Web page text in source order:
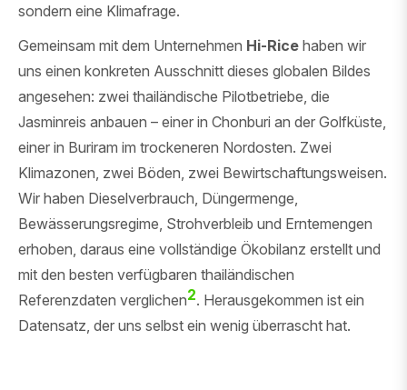
sondern eine Klimafrage.
Gemeinsam mit dem Unternehmen Hi-Rice haben wir
uns einen konkreten Ausschnitt dieses globalen Bildes
angesehen: zwei thailändische Pilotbetriebe, die
Jasminreis anbauen – einer in Chonburi an der Golfküste,
einer in Buriram im trockeneren Nordosten. Zwei
Klimazonen, zwei Böden, zwei Bewirtschaftungsweisen.
Wir haben Dieselverbrauch, Düngermenge,
Bewässerungsregime, Strohverbleib und Erntemengen
erhoben, daraus eine vollständige Ökobilanz erstellt und
mit den besten verfügbaren thailändischen
Referenzdaten verglichen2. Herausgekommen ist ein
Datensatz, der uns selbst ein wenig überrascht hat.